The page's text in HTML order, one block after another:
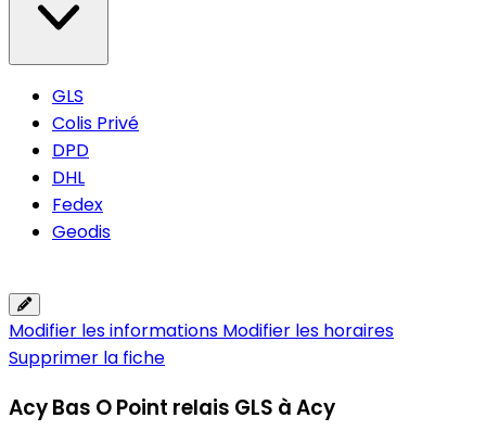
GLS
Colis Privé
DPD
DHL
Fedex
Geodis
Modifier les informations Modifier les horaires
Supprimer la fiche
Acy Bas OPoint relais GLS à Acy